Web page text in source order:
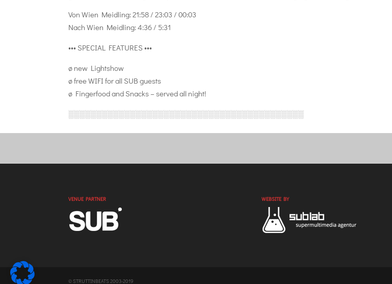
Von Wien Meidling: 21:58 / 23:03 / 00:03
Nach Wien Meidling: 4:36 / 5:31
••• SPECIAL FEATURES •••
ø new Lightshow
ø free WIFI for all SUB guests
ø Fingerfood and Snacks – served all night!
░░░░░░░░░░░░░░░░░░░░░░░░░░░░░░░░░░░░░░░░░░
VENUE PARTNER WEBSITE BY
© STRUTTINBEATS 2003-2019